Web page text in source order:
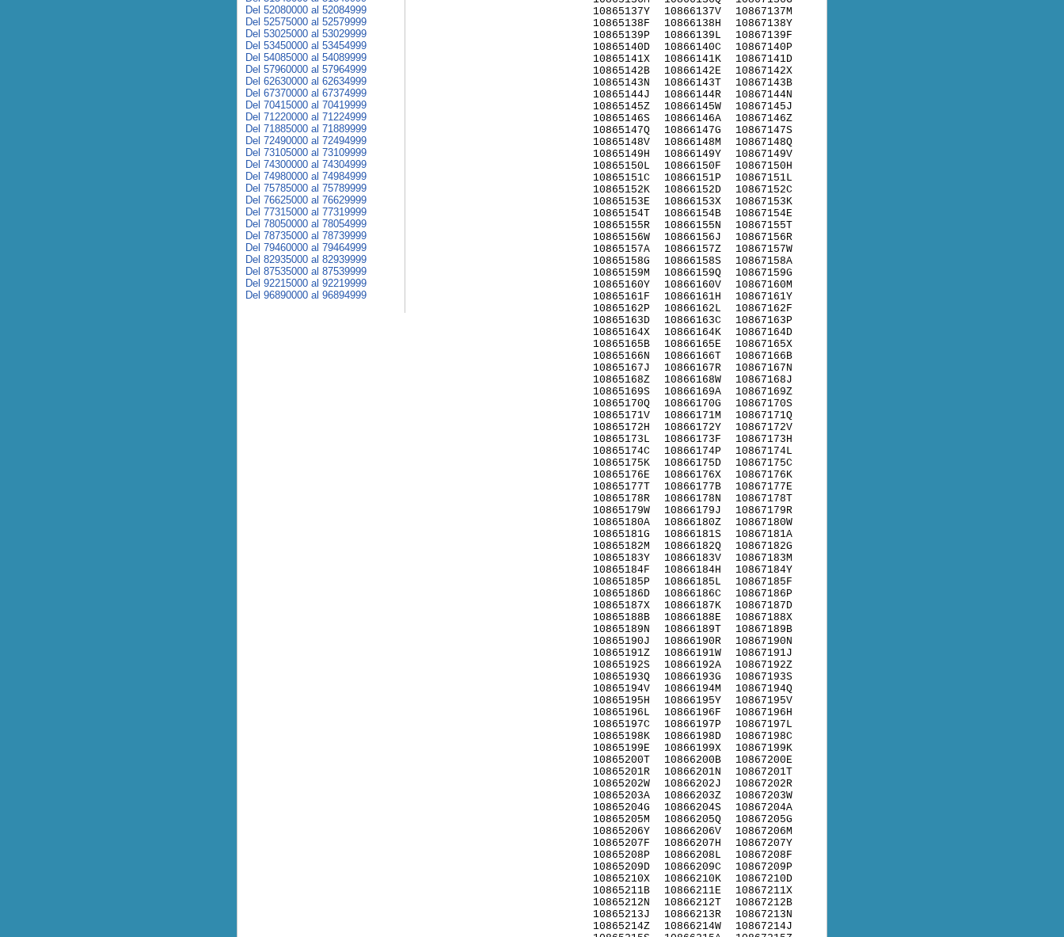
10865137Y
10865138F
10865139P
10865140D
10865141X
10865142B
10865143N
10865144J
10865145Z
10865146S
10865147Q
10865148V
10865149H
10865150L
10865151C
10865152K
10865153E
10865154T
10865155R
10865156W
10865157A
10865158G
10865159M
10865160Y
10865161F
10865162P
10865163D
10865164X
10865165B
10865166N
10865167J
10865168Z
10865169S
10865170Q
10865171V
10865172H
10865173L
10865174C
10865175K
10865176E
10865177T
10865178R
10865179W
10865180A
10865181G
10865182M
10865183Y
10865184F
10865185P
10865186D
10865187X
10865188B
10865189N
10865190J
10865191Z
10865192S
10865193Q
10865194V
10865195H
10865196L
10865197C
10865198K
10865199E
10865200T
10865201R
10865202W
10865203A
10865204G
10865205M
10865206Y
10865207F
10865208P
10865209D
10865210X
10865211B
10865212N
10865213J
10865214Z
10866137V
10866138H
10866139L
10866140C
10866141K
10866142E
10866143T
10866144R
10866145W
10866146A
10866147G
10866148M
10866149Y
10866150F
10866151P
10866152D
10866153X
10866154B
10866155N
10866156J
10866157Z
10866158S
10866159Q
10866160V
10866161H
10866162L
10866163C
10866164K
10866165E
10866166T
10866167R
10866168W
10866169A
10866170G
10866171M
10866172Y
10866173F
10866174P
10866175D
10866176X
10866177B
10866178N
10866179J
10866180Z
10866181S
10866182Q
10866183V
10866184H
10866185L
10866186C
10866187K
10866188E
10866189T
10866190R
10866191W
10866192A
10866193G
10866194M
10866195Y
10866196F
10866197P
10866198D
10866199X
10866200B
10866201N
10866202J
10866203Z
10866204S
10866205Q
10866206V
10866207H
10866208L
10866209C
10866210K
10866211E
10866212T
10866213R
10866214W
10867137M
10867138Y
10867139F
10867140P
10867141D
10867142X
10867143B
10867144N
10867145J
10867146Z
10867147S
10867148Q
10867149V
10867150H
10867151L
10867152C
10867153K
10867154E
10867155T
10867156R
10867157W
10867158A
10867159G
10867160M
10867161Y
10867162F
10867163P
10867164D
10867165X
10867166B
10867167N
10867168J
10867169Z
10867170S
10867171Q
10867172V
10867173H
10867174L
10867175C
10867176K
10867177E
10867178T
10867179R
10867180W
10867181A
10867182G
10867183M
10867184Y
10867185F
10867186P
10867187D
10867188X
10867189B
10867190N
10867191J
10867192Z
10867193S
10867194Q
10867195V
10867196H
10867197L
10867198C
10867199K
10867200E
10867201T
10867202R
10867203W
10867204A
10867205G
10867206M
10867207Y
10867208F
10867209P
10867210D
10867211X
10867212B
10867213N
10867214J
Del 52080000 al 52084999
Del 52575000 al 52579999
Del 53025000 al 53029999
Del 53450000 al 53454999
Del 54085000 al 54089999
Del 57960000 al 57964999
Del 62630000 al 62634999
Del 67370000 al 67374999
Del 70415000 al 70419999
Del 71220000 al 71224999
Del 71885000 al 71889999
Del 72490000 al 72494999
Del 73105000 al 73109999
Del 74300000 al 74304999
Del 74980000 al 74984999
Del 75785000 al 75789999
Del 76625000 al 76629999
Del 77315000 al 77319999
Del 78050000 al 78054999
Del 78735000 al 78739999
Del 79460000 al 79464999
Del 82935000 al 82939999
Del 87535000 al 87539999
Del 92215000 al 92219999
Del 96890000 al 96894999